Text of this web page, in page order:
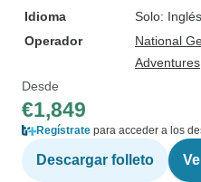
Idioma
Solo: Inglés
Operador
National
Adventures
Desde
€1,849
Regístrate para acceder a los
Descargar folleto